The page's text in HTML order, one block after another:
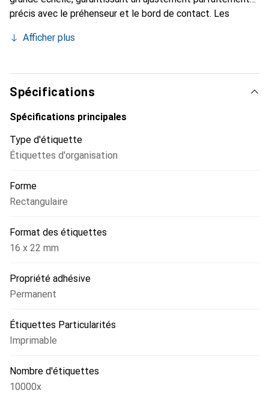
précis avec le préhenseur et le bord de contact. Les
Afficher plus
Spécifications
Spécifications principales
Type d'étiquette
Étiquettes d'organisation
Forme
Rectangulaire
Format des étiquettes
16 x 22 mm
Propriété adhésive
Permanent
Étiquettes Particularités
Imprimable
Nombre d'étiquettes
10000x